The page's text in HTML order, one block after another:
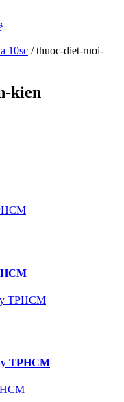
10sc /thuoc-diet-ruoi-
kien
TPHCM